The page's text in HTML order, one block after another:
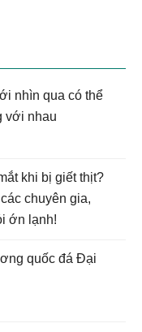
nhìn qua có thể
với nhau
khi bị giết thịt?
chuyên gia,
ớn lạnh!
quốc đá Đại